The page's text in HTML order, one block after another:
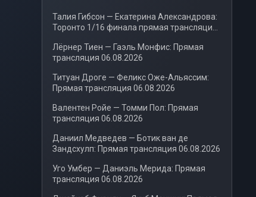
Талия Гибсон — Екатерина Александрова:
Торонто 1/16 финала прямая трансляция
Лёрнер Тиен — Гаэль Монфис: Прямая
трансляция 06.08.2026
Титуан Дроге — Феликс Оже-Альяссим:
Прямая трансляция 06.08.2026
Валентен Ройе — Томми Пол: Прямая
трансляция 06.08.2026
Даниил Медведев — Ботик ван де
Зандсхулп: Прямая трансляция 06.08.2026
Уго Умбер — Даниэль Мерида: Прямая
трансляция 06.08.2026